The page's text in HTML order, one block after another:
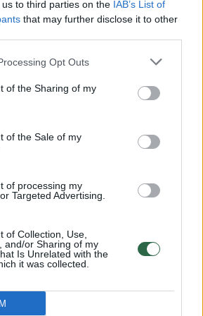
to third parties on the IAB’s List of
that may further disclose it to other
Opt Outs
of the Sharing of my
of the Sale of my
of processing my
Targeted Advertising.
of Collection, Use,
and/or Sharing of my
Is Unrelated with the
it was collected.
karštas: temperatūra kils iki
00:00:59
Vilniaus Vakarinis aplinkkelis:
pasidalijo jautriais
Prunskienę